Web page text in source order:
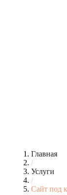
Главная
/
Услуги
/
Сайт под